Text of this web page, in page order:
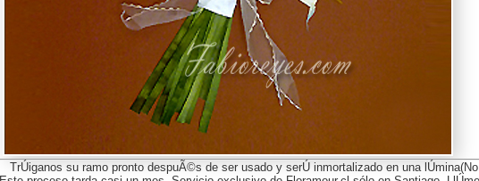
TrÚiganos su ramo pronto despuÃ©s de ser usado y serÚ inmortalizado en una